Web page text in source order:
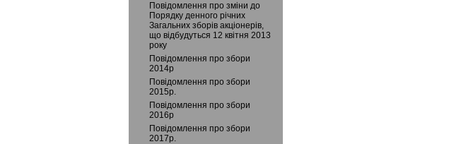
Повідомлення про зміни до
Порядку денного річних
Загальних зборів акціонерів,
що відбудуться 12 квітня 2013
року
Повідомлення про збори
2014р
Повідомлення про збори
2015р.
Повідомлення про збори
2016р
Повідомлення про збори
2017р.